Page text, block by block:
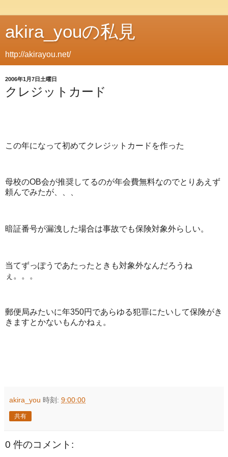
akira_youの私見
http://akirayou.net/
2006年1月7日土曜日
クレジットカード
この年になって初めてクレジットカードを作った
母校のOB会が推奨してるのが年会費無料なのでとりあえず
頼んでみたが、、、
暗証番号が漏洩した場合は事故でも保険対象外らしい。
当てずっぽうであたったときも対象外なんだろうね
ぇ。。。
郵便局みたいに年350円であらゆる犯罪にたいして保険がき
きますとかないもんかねぇ。
akira_you 時刻: 9:00:00
共有
0 件のコメント: